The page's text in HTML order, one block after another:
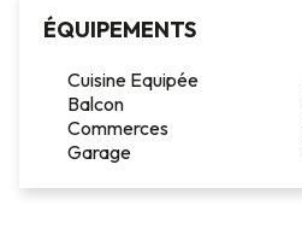
ÉQUIPEMENTS
Cuisine Equipée
Balcon
Commerces
Garage